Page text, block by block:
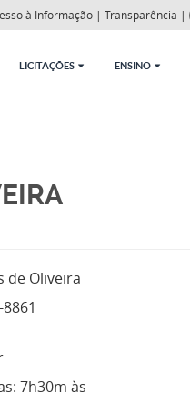
à Informação | Transparência |
LICITAÇÕES ENSINO
de Oliveira
7h30m às